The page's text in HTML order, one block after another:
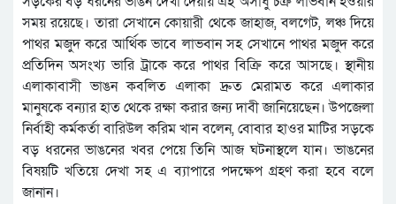
সময় রয়েছে। তারা সেখানে কোয়ারী থেকে জাহাজ, বলগেট, লঞ্চ দিয়ে
পাথর মজুদ করে আর্থিক ভাবে লাভবান সহ সেখানে পাথর মজুদ করে
প্রতিদিন অসংখ্য ভারি ট্রাকে করে পাথর বিক্রি করে আসছে। স্থানীয়
এলাকাবাসী ভাঙন কবলিত এলাকা দ্রুত মেরামত করে এলাকার
মানুষকে বন্যার হাত থেকে রক্ষা করার জন্য দাবী জানিয়েছেন। উপজেলা
নির্বাহী কর্মকর্তা বারিউল করিম খান বলেন, বোবার হাওর মাটির সড়কে
বড় ধরনের ভাঙনের খবর পেয়ে তিনি আজ ঘটনাস্থলে যান। ভাঙনের
বিষয়টি খতিয়ে দেখা সহ এ ব্যাপারে পদক্ষেপ গ্রহণ করা হবে বলে
জানান।